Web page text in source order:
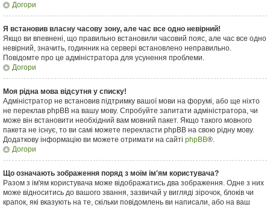
Догори
Я встановив власну часову зону, але час все одно невірний!
Якщо ви впевнені, що правильно встановили часовий пояс, але час все одно
невірний, значить, годинник на сервері встановлено неправильно.
Повідомте про це адміністратора для усунення проблеми.
Догори
Моя рідна мова відсутня у списку!
Адміністратор не встановив підтримку вашої мови на форумі, або ще ніхто
не переклав phpBB на вашу мову. Спробуйте запитати адміністратора, чи
може він встановити необхідний вам мовний пакет. Якщо такого мовного
пакета не існує, то ви самі можете перекласти phpBB на свою рідну мову.
Додаткову інформацію ви можете отримати на сайті phpBB®.
Догори
Що означають зображення поряд з моїм ім'ям користувача?
Разом з ім'ям користувача може відображатись два зображення. Одне з них
може відноситись до вашого звання, зазвичай у вигляді зірочок, блоків чи
крапок, які вказують на те, скільки повідомлень ви написали, або на ваш